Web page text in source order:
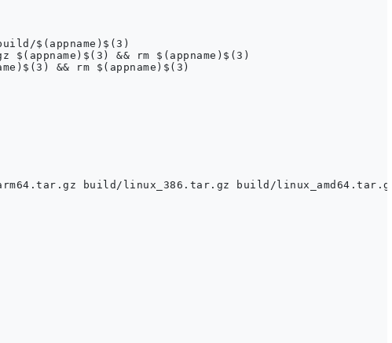
$(appname)$(3)
&& rm $(appname)$(3)
&& rm $(appname)$(3)
build/linux_386.tar.gz build/linux_amd64.tar.gz